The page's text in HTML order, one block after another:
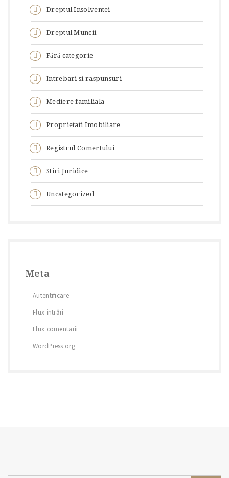
Dreptul Insolventei
Dreptul Muncii
Fără categorie
Intrebari si raspunsuri
Mediere familiala
Proprietati Imobiliare
Registrul Comertului
Stiri Juridice
Uncategorized
Meta
Autentificare
Flux intrări
Flux comentarii
WordPress.org